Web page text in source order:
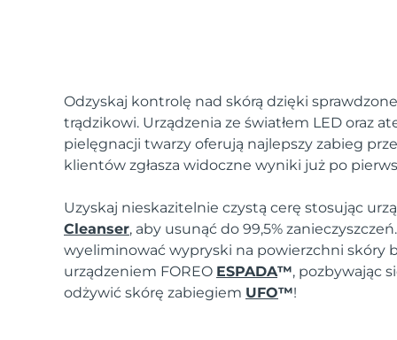
Odzyskaj kontrolę nad skórą dzięki
trądzikowi. Urządzenia ze światłem LED oraz
pielęgnacji twarzy oferują najlepszy zabieg
klientów zgłasza widoczne wyniki już po
Uzyskaj nieskazitelnie czystą cerę stosując
Cleanser, aby usunąć do 99,5%
wyeliminować wypryski na powierzchni skóry
urządzeniem FOREO ESPADA™, pozbywając
odżywić skórę zabiegiem UFO™!
FAQ™ Dual LED Panel
POPULARNY
Specjalne oferty Bestsellery